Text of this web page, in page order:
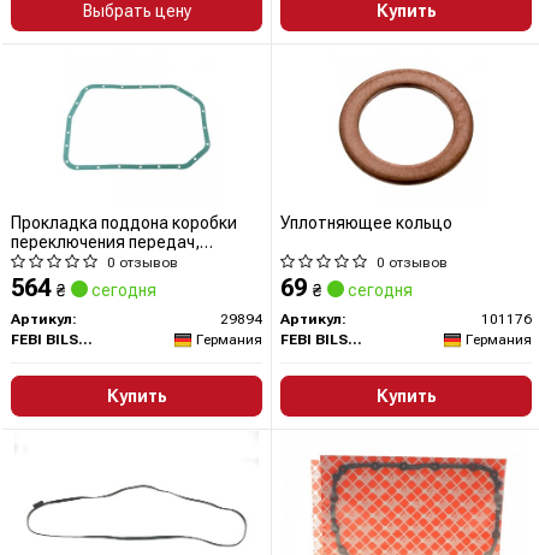
Выбрать цену Купить
Прокладка поддона коробки
переключения передач,
бумажная покрытая слоем
полимера (арамидного
волокна)
0 отзывов
564 ₴ сегодня
Артикул:
29894
FEBI BILSTEIN
Германия
Купить
Уплотняющее кольцо
0 отзывов
69 ₴ сегодня
Артикул:
101176
FEBI BILSTEIN
Германия
Купить